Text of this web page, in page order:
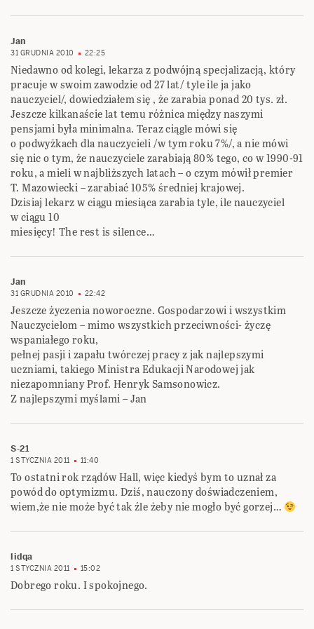
Jan
31 GRUDNIA 2010 22:25
Niedawno od kolegi, lekarza z podwójną specjalizacją, który
pracuje w swoim zawodzie od 27 lat/ tyle ile ja jako
nauczyciel/, dowiedziałem się , że zarabia ponad 20 tys. zł.
Jeszcze kilkanaście lat temu różnica między naszymi
pensjami była minimalna. Teraz ciągle mówi się
o podwyżkach dla nauczycieli /w tym roku 7%/, a nie mówi
się nic o tym, że nauczyciele zarabiają 80% tego, co w 1990-91
roku, a mieli w najbliższych latach – o czym mówił premier
T. Mazowiecki – zarabiać 105% średniej krajowej.
Dzisiaj lekarz w ciągu miesiąca zarabia tyle, ile nauczyciel
w ciągu 10
miesięcy! The rest is silence…
Jan
31 GRUDNIA 2010 22:42
Jeszcze życzenia noworoczne. Gospodarzowi i wszystkim
Nauczycielom – mimo wszystkich przeciwności- życzę
wspaniałego roku,
pełnej pasji i zapału twórczej pracy z jak najlepszymi
uczniami, takiego Ministra Edukacji Narodowej jak
niezapomniany Prof. Henryk Samsonowicz.
Z najlepszymi myślami – Jan
S-21
1 STYCZNIA 2011 11:40
To ostatni rok rządów Hall, więc kiedyś bym to uznał za
powód do optymizmu. Dziś, nauczony doświadczeniem,
wiem,że nie może być tak źle żeby nie mogło być gorzej…
lidqa
1 STYCZNIA 2011 15:02
Dobrego roku. I spokojnego.